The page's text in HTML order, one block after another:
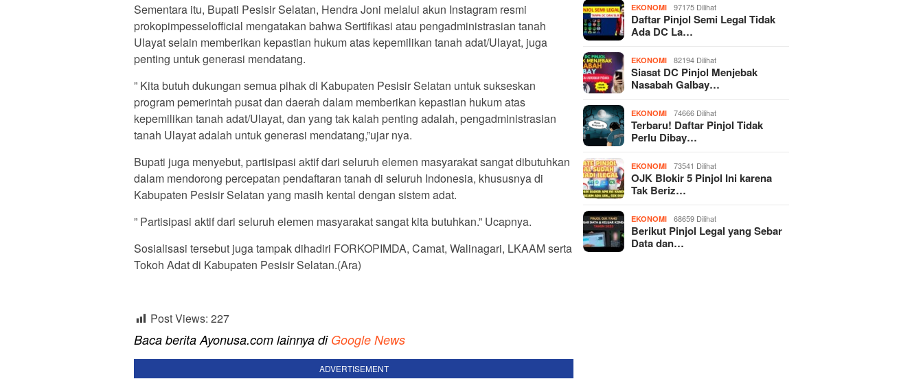
Sementara itu, Bupati Pesisir Selatan, Hendra Joni melalui akun Instagram resmi
prokopimpesselofficial mengatakan bahwa Sertifikasi atau pengadministrasian tanah
Ulayat selain memberikan kepastian hukum atas kepemilikan tanah adat/Ulayat, juga
penting untuk generasi mendatang.
” Kita butuh dukungan semua pihak di Kabupaten Pesisir Selatan untuk sukseskan
program pemerintah pusat dan daerah dalam memberikan kepastian hukum atas
kepemilikan tanah adat/Ulayat, dan yang tak kalah penting adalah, pengadministrasian
tanah Ulayat adalah untuk generasi mendatang,”ujar nya.
Bupati juga menyebut, partisipasi aktif dari seluruh elemen masyarakat sangat dibutuhkan
dalam mendorong percepatan pendaftaran tanah di seluruh Indonesia, khususnya di
Kabupaten Pesisir Selatan yang masih kental dengan sistem adat.
” Partisipasi aktif dari seluruh elemen masyarakat sangat kita butuhkan.” Ucapnya.
Sosialisasi tersebut juga tampak dihadiri FORKOPIMDA, Camat, Walinagari, LKAAM serta
Tokoh Adat di Kabupaten Pesisir Selatan.(Ara)
Post Views: 227
Baca berita Ayonusa.com lainnya di Google News
ADVERTISEMENT
EKONOMI 97175 Dilihat
Daftar Pinjol Semi Legal Tidak
Ada DC La…
EKONOMI 82194 Dilihat
Siasat DC Pinjol Menjebak
Nasabah Galbay…
EKONOMI 74666 Dilihat
Terbaru! Daftar Pinjol Tidak
Perlu Dibay…
EKONOMI 73541 Dilihat
OJK Blokir 5 Pinjol Ini karena
Tak Beriz…
EKONOMI 68659 Dilihat
Berikut Pinjol Legal yang Sebar
Data dan…